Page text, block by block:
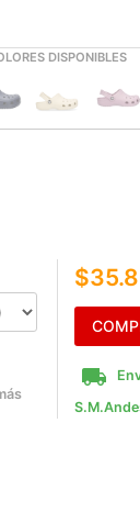
DISPONIBLES
local_shipping